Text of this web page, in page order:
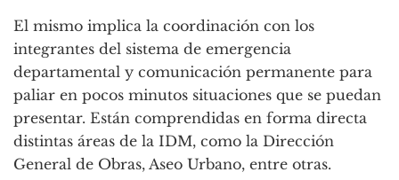
El mismo implica la coordinación con los
integrantes del sistema de emergencia
departamental y comunicación permanente para
paliar en pocos minutos situaciones que se puedan
presentar. Están comprendidas en forma directa
distintas áreas de la IDM, como la Dirección
General de Obras, Aseo Urbano, entre otras.